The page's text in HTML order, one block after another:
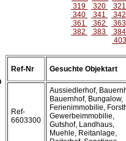
319
320 321
340
341 342
361
362 363
382
383 384
403
Ref-Nr Gesuchte Objektart
Ref-
6603300
Aussiedlerhof,
Bauernhof, Bungalow,
Ferienimmobilie,
Gewerbeimmobilie,
Gutshof, Landhaus,
Muehle, Reitanlage,